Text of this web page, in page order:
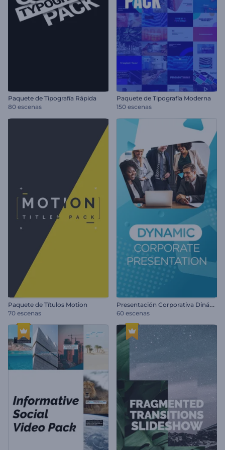
Paquete de Tipografía Rápida
80 escenas
Paquete de Tipografía Moderna
150 escenas
Paquete de Títulos Motion
70 escenas
P
resentación Corporativa Dinámica
60 escenas